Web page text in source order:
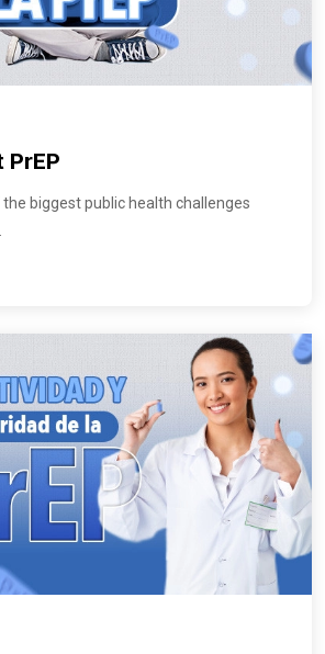
the biggest public health challenges